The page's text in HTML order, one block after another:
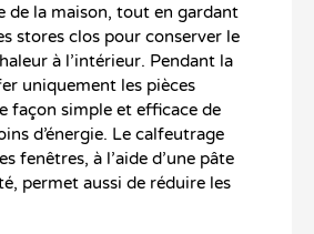
de la maison, tout en gardant
stores clos pour conserver le
à l’intérieur. Pendant la
uniquement les pièces
façon simple et efficace de
d’énergie. Le calfeutrage
fenêtres, à l’aide d’une pâte
permet aussi de réduire les